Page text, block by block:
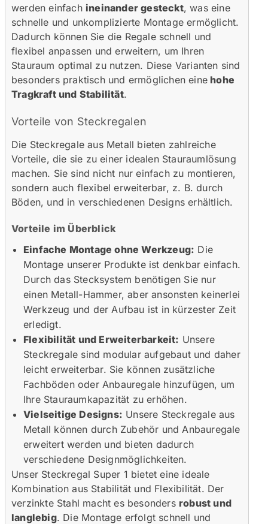
werden einfach ineinander gesteckt, was eine
schnelle und unkomplizierte Montage ermöglicht.
Dadurch können Sie die Regale schnell und
flexibel anpassen und erweitern, um Ihren
Stauraum optimal zu nutzen. Diese Varianten sind
besonders praktisch und ermöglichen eine hohe
Tragkraft und Stabilität.
Vorteile von Steckregalen
Die Steckregale aus Metall bieten zahlreiche
Vorteile, die sie zu einer idealen Stauraumlösung
machen. Sie sind nicht nur einfach zu montieren,
sondern auch flexibel erweiterbar, z. B. durch
Böden, und in verschiedenen Designs erhältlich.
Vorteile im Überblick
Einfache Montage ohne Werkzeug: Die
Montage unserer Produkte ist denkbar einfach.
Durch das Stecksystem benötigen Sie nur
einen Metall-Hammer, aber ansonsten keinerlei
Werkzeug und der Aufbau ist in kürzester Zeit
erledigt.
Flexibilität und Erweiterbarkeit: Unsere
Steckregale sind modular aufgebaut und daher
leicht erweiterbar. Sie können zusätzliche
Fachböden oder Anbauregale hinzufügen, um
Ihre Stauraumkapazität zu erhöhen.
Vielseitige Designs: Unsere Steckregale aus
Metall können durch Zubehör und Anbauregale
erweitert werden und bieten dadurch
verschiedene Designmöglichkeiten.
Unser Steckregal Super 1 bietet eine ideale
Kombination aus Stabilität und Flexibilität. Der
verzinkte Stahl macht es besonders robust und
langlebig. Die Montage erfolgt schnell und